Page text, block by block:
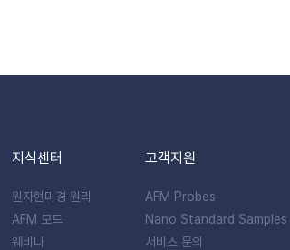
지식센터
원자현미경 원리
AFM 모드
웨비나
고객지원
AFM Probes
Nano Standard Samples
서비스 문의